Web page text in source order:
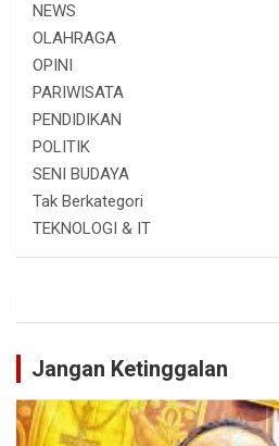
NEWS
OLAHRAGA
OPINI
PARIWISATA
PENDIDIKAN
POLITIK
SENI BUDAYA
Tak Berkategori
TEKNOLOGI & IT
Jangan Ketinggalan